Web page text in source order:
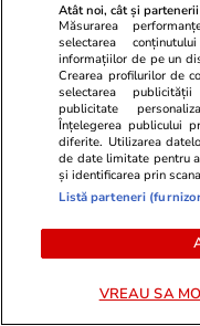
Semnele
o previi
Lifestyle
De ce să nu
Atât noi, cât și
Măsurarea
selectarea
informațiilor de pe un
Crearea profilurilor de
selectarea
publicitate
Înțelegerea publicului
diferite. Utilizarea
de date limitate pentru
și identificarea prin
Listă parteneri
VREAU SA